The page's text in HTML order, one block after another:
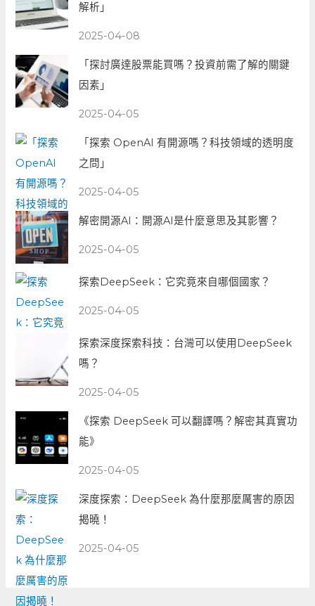
解析」
2025-04-08
「探討廣達股票能買嗎？投資前需了解的關鍵
因素」
2025-04-05
「探索 OpenAI 有開源嗎？科技領域的透明度
之問」
2025-04-05
解密開源AI：開源AI是什麼意思及其影響？
2025-04-05
探索DeepSeek：它究竟來自哪個國家？
2025-04-05
探索深度探索科技：台灣可以使用DeepSeek
嗎？
2025-04-05
《探索 DeepSeek 可以翻譯嗎？解密其真實功
能》
2025-04-05
深度探索：DeepSeek 為什麼那麼厲害的原因
揭曉！
2025-04-05